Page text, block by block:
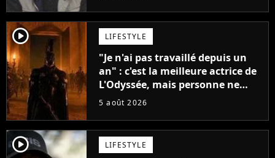
player2 LIFESTYLE
"Je n'ai pas travaillé depuis un
an" : c'est la meilleure actrice de
L'Odyssée, mais personne ne
veut lui donner de rôle au
5 août 2026
player2 LIFESTYLE